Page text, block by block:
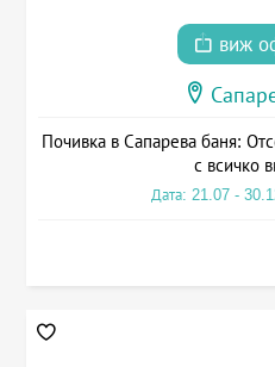
виж
Почивка в Сапарева баня:
с всичко
Дата: 21.07 -